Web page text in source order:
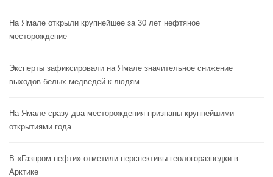
На Ямале открыли крупнейшее за 30 лет нефтяное
месторождение
Эксперты зафиксировали на Ямале значительное снижение
выходов белых медведей к людям
На Ямале сразу два месторождения признаны крупнейшими
открытиями года
В «Газпром нефти» отметили перспективы геологоразведки в
Арктике